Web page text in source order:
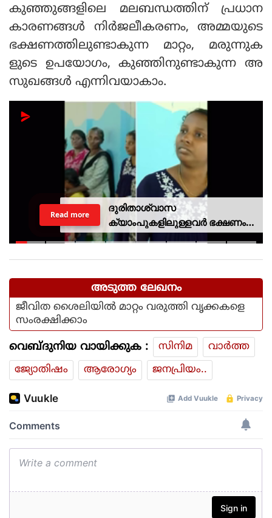
കുഞ്ഞുങ്ങളിലെ മലബന്ധത്തിന് പ്രധാന
കാരണങ്ങള്‍ നിര്‍ജലീകരണം, അമ്മയുടെ
ഭക്ഷണത്തിലുണ്ടാകുന്ന മാറ്റം, മരുന്നുക
ളുടെ ഉപയോഗം, കുഞ്ഞിനുണ്ടാകുന്ന അ
സുഖങ്ങള്‍ എന്നിവയാകാം.
ദുരിതാശ്വാസ
ക്യാംപുകളിലുള്ളവർ ഭക്ഷണം
കഴിക്കുന്നത് സ്വന്തം കാശ്
Read more
അടുത്ത ലേഖനം
ജീവിത ശൈലിയില്‍ മാറ്റം വരുത്തി വൃക്കകളെ
സംരക്ഷിക്കാം
വെബ്ദുനിയ വായിക്കുക : സിനിമ
വാര്‍ത്ത
ജ്യോതിഷം
ആരോഗ്യം ജനപ്രിയം..